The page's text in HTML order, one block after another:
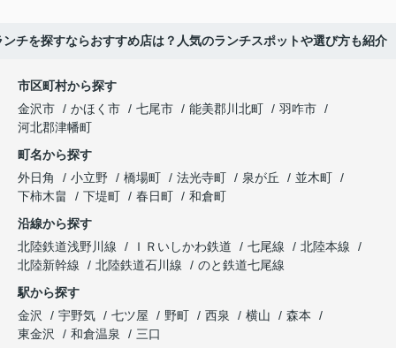
チを探すならおすすめ店は？人気のランチスポットや選び方も紹介
市区町村から探す
金沢市
かほく市 七尾市 能美郡川北町
羽咋市
河北郡津幡町
町名から探す
外日角
小立野 橋場町 法光寺町 泉が丘
並木町
下柿木畠
下堤町 春日町
和倉町
沿線から探す
北陸鉄道浅野川線
ＩＲいしかわ鉄道 七尾線
北陸本線
北陸新幹線
北陸鉄道石川線
のと鉄道七尾線
駅から探す
金沢
宇野気 七ツ屋 野町 西泉 横山
森本
東金沢
和倉温泉 三口